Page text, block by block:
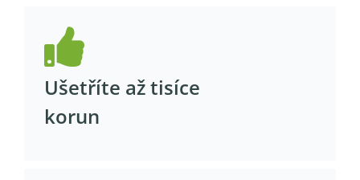
Ušetříte až tisíce
korun